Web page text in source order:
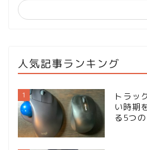
人気記事ランキング
1
トラッ
い時期
る5つ